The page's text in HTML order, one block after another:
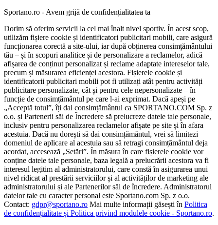
Sportano.ro - Avem grijă de confidențialitatea ta
Dorim să oferim servicii la cel mai înalt nivel sportiv. În acest scop,
utilizăm fișiere cookie și identificatori publicitari mobili, care asigură
funcționarea corectă a site-ului, iar după obținerea consimțământului
tău – și în scopuri analitice și de personalizare a reclamelor, adică
afișarea de conținut personalizat și reclame adaptate intereselor tale,
precum și măsurarea eficienței acestora. Fișierele cookie și
identificatorii publicitari mobili pot fi utilizați atât pentru activități
publicitare personalizate, cât și pentru cele nepersonalizate – în
funcție de consimțământul pe care l-ai exprimat. Dacă apeși pe
„Acceptă totul”, îți dai consimțământul ca SPORTANO.COM Sp. z
o.o. și Partenerii săi de Încredere să prelucreze datele tale personale,
inclusiv pentru personalizarea reclamelor afișate pe site și în afara
acestuia. Dacă nu dorești să dai consimțământul, vrei să limitezi
domeniul de aplicare al acestuia sau să retragi consimțământul deja
acordat, accesează „Setări”. În măsura în care fișierele cookie vor
conține datele tale personale, baza legală a prelucrării acestora va fi
interesul legitim al administratorului, care constă în asigurarea unui
nivel ridicat al prestării serviciilor și al activităților de marketing ale
administratorului și ale Partenerilor săi de încredere. Administratorul
datelor tale cu caracter personal este Sportano.com Sp. z o.o.
Contact: gdpr@sportano.ro Mai multe informații găsești în Politica
de confidențialitate și Politica privind modulele cookie - Sportano.ro.